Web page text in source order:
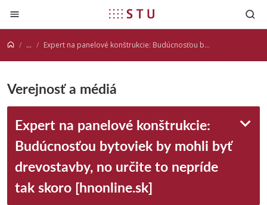
Prejsť na obsah
... Expert na panelové konštrukcie: Budúcnosťou bytoviek by mohli byť drevostavby, no určite to nepríde tak skoro [hnonline.sk]
Verejnosť a médiá
Expert na panelové konštrukcie:
Budúcnosťou bytoviek by mohli byť
drevostavby, no určite to nepríde
tak skoro [hnonline.sk]